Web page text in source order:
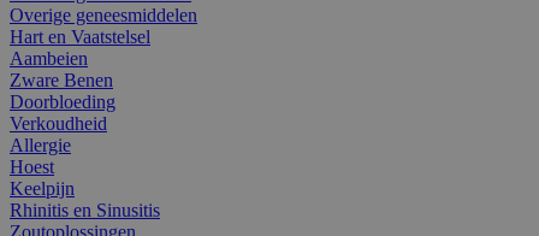
Overige geneesmiddelen
Hart en Vaatstelsel
Aambeien
Zware Benen
Doorbloeding
Verkoudheid
Allergie
Hoest
Keelpijn
Rhinitis en Sinusitis
Zoutoplossingen